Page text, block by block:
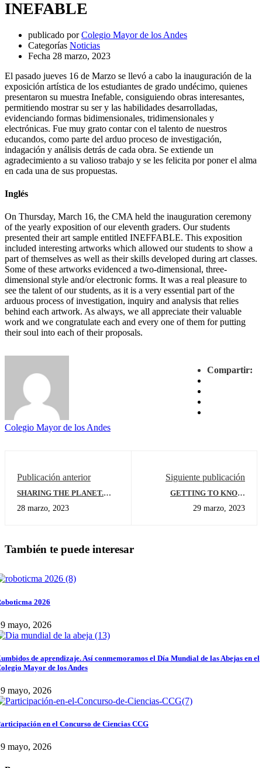
INEFABLE
publicado por Colegio Mayor de los Andes
Categorías Noticias
Fecha 28 marzo, 2023
El pasado jueves 16 de Marzo se llevó a cabo la inauguración de la
exposición artística de los estudiantes de grado undécimo, quienes
presentaron su muestra Inefable, consiguiendo obras interesantes,
permitiendo mostrar su ser y las habilidades desarrolladas,
evidenciando formas bidimensionales, tridimensionales y
electrónicas. Fue muy grato contar con el talento de nuestros
educandos, como parte del arduo proceso de investigación,
indagación y análisis detrás de cada obra. Se extiende un
agradecimiento a su valioso trabajo y se les felicita por poner el alma
en cada una de sus propuestas.
Inglés
On Thursday, March 16, the CMA held the inauguration ceremony
of the yearly exposition of our eleventh graders. Our students
presented their art sample entitled INEFFABLE. This exposition
included interesting artworks which allowed our students to show a
part of themselves as well as their skills developed during art classes.
Some of these artworks evidenced a two-dimensional, three-
dimensional style and/or electronic forms. It was a real pleasure to
see the talent of our students, as it is a very essential part of the
arduous process of investigation, inquiry and analysis that relies
behind each artwork. As always, we all appreciate their valuable
work and we congratulate each and every one of them for putting
their soul into each of their proposals.
Compartir:
Colegio Mayor de los Andes
Publicación anterior
SHARING THE PLANET.
Nº4 AT THIRD GRADE:
28 marzo, 2023
Siguiente publicación
GETTING TO KNOW
29 marzo, 2023
También te puede interesar
2026
mayo, 2026
de aprendizaje. Así conmemoramos el Día Mundial de las Abejas en el
Mayor de los Andes
mayo, 2026
en el Concurso de Ciencias CCG
mayo, 2026